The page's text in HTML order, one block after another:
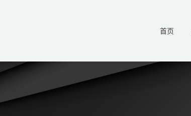
首页